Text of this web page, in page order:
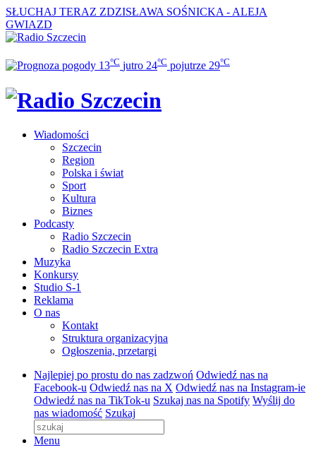
SŁUCHAJ TERAZ ZDZISŁAWA SOŚNICKA - ALEJA
GWIAZD
13°C jutro 24°C pojutrze 29°C
Wiadomości
Szczecin
Region
Polska i świat
Sport
Kultura
Biznes
Podcasty
Radio Szczecin
Radio Szczecin Extra
Muzyka
Konkursy
Studio S-1
Reklama
O nas
Kontakt
Struktura organizacyjna
Ogłoszenia, przetargi
Najlepiej po prostu do nas zadzwoń Odwiedź nas na
Facebook-u Odwiedź nas na X Odwiedź nas na Instagram-ie
Odwiedź nas na TikTok-u Szukaj nas na Spotify Wyślij do
nas wiadomość Szukaj
Menu